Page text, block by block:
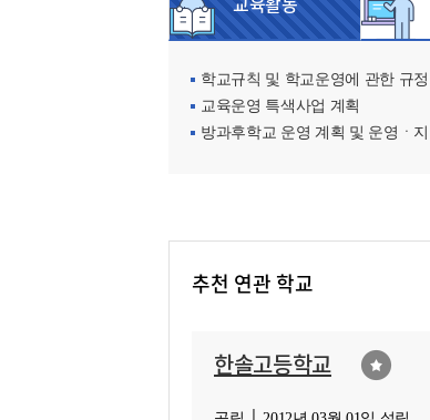
학교규칙 및 학교운영에 관한 규정
교육운영 특색사업 계획
방과후학교 운영 계획 및 운영ㆍ지원현황
추천 연관 학교
한솔고등학교